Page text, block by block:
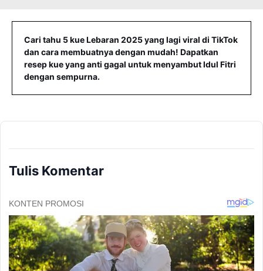
Cari tahu 5 kue Lebaran 2025 yang lagi viral di TikTok
dan cara membuatnya dengan mudah! Dapatkan
resep kue yang anti gagal untuk menyambut Idul Fitri
dengan sempurna.
Tulis Komentar